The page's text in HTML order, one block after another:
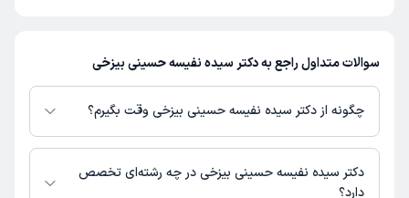
سوالات متداول راجع به دکتر سیده نفیسه حسینی بیزخی
چگونه از دکتر سیده نفیسه حسینی بیزخی وقت بگیرم؟
در صورتی کهدکتر سیده نفیسه حسینی بیزخیدارای پروفایل فعال و نوبت‌دهی
باز در پلتفرم دکترتو باشند، می‌توانید از طریق این پلتفرم برای دریافت نوبت اقدام
کنید. در صورت فعال بودن پروفایل پزشک در دکترتو، امکان مشاهده نوبت‌های
دکتر سیده نفیسه حسینی بیزخی در چه رشته‌ای تخصص
دارد؟